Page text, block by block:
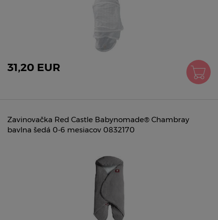
31,20 EUR
Zavinovačka Red Castle Babynomade® Chambray
bavlna šedá 0-6 mesiacov 0832170